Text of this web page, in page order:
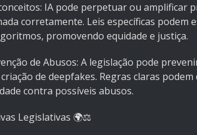
IA pode perpetuar ou amplificar
corretamente. Leis específicas
promovendo equidade e justiça.
de Abusos: A legislação pode
de deepfakes. Regras claras
contra possíveis abusos.
Legislativas 🌍⚖️